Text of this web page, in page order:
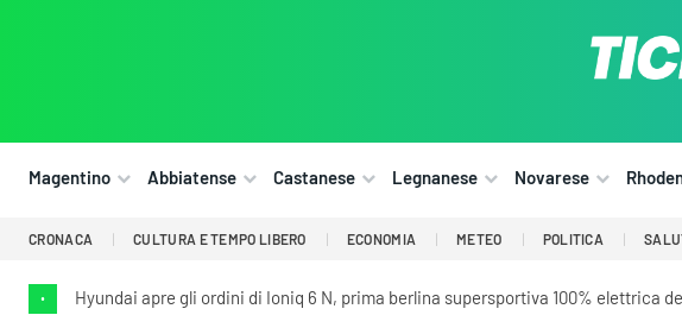
Magentino Abbiatense Castanese Legnanese Novarese
CRONACA CULTURA E TEMPO LIBERO ECONOMIA METEO POLITICA
• Hyundai apre gli ordini di Ioniq 6 N, prima berlina supersportiva 100% elettrica